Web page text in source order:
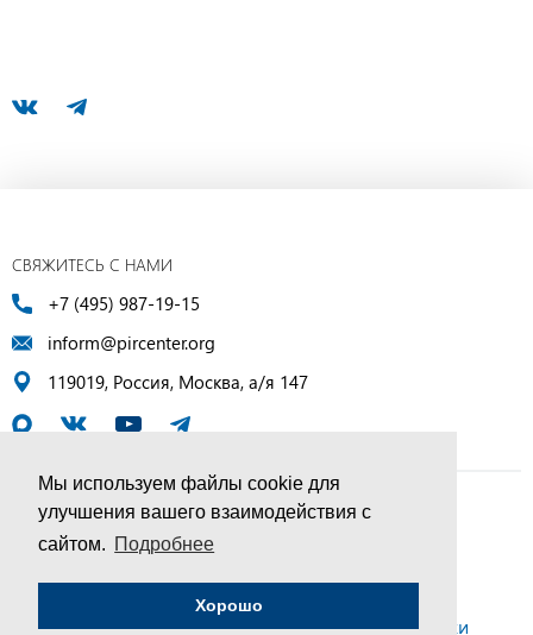
Мы используем файлы cookie для
улучшения вашего взаимодействия с
сайтом. Подробнее
Хорошо
СВЯЖИТЕСЬ С НАМИ
+7 (495) 987-19-15
inform@pircenter.org
119019, Россия, Москва, а/я 147
© ПИР-Центр, 1994–2025 | Все права защищены
Соглашение об обработке персональных данных
Политика конфиденциальности и условия обработки